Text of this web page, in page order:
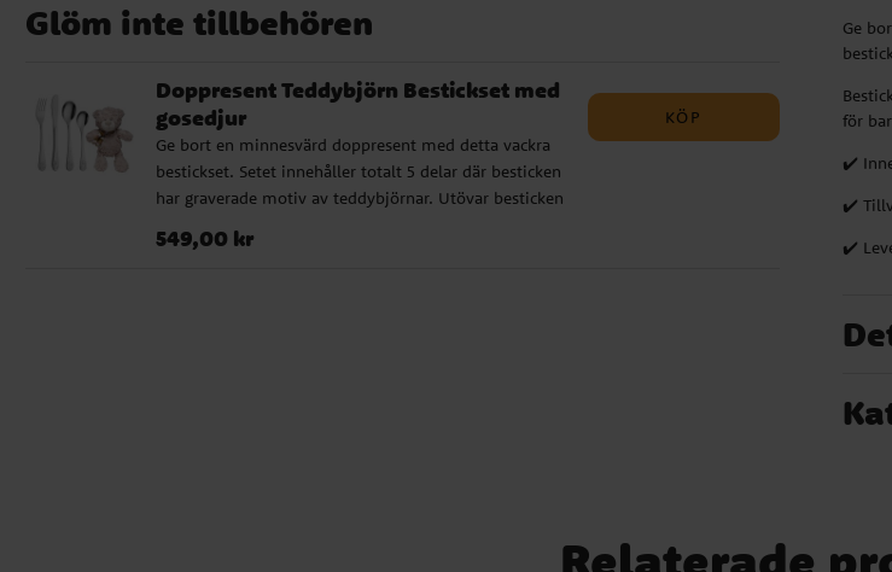
Glöm inte tillbehören
Doppresent Teddybjörn Bestickset med
gosedjur
Ge bort en minnesvärd doppresent med detta vackra
bestickset. Setet innehåller totalt 5 delar där besticken
har graverade motiv av teddybjörnar. Utövar besticken
tillverkade i rostfritt stål av högsta kvalitet och passar
Pris: 549,00 kr
549,00 kr
KÖP
Ge
för
✔️
✔️
✔️